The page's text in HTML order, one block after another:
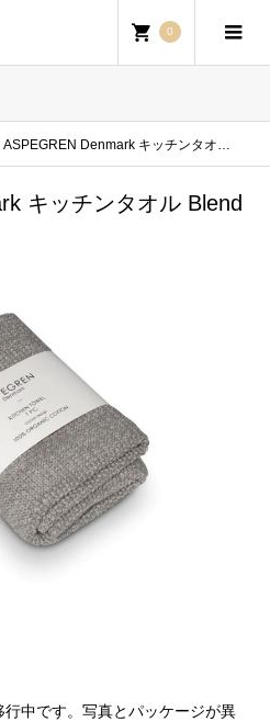
0
ASPEGREN Denmark キッチンタオル Blend Gray Light
キッチンタオル Blend
中です。写真とパッケージが異